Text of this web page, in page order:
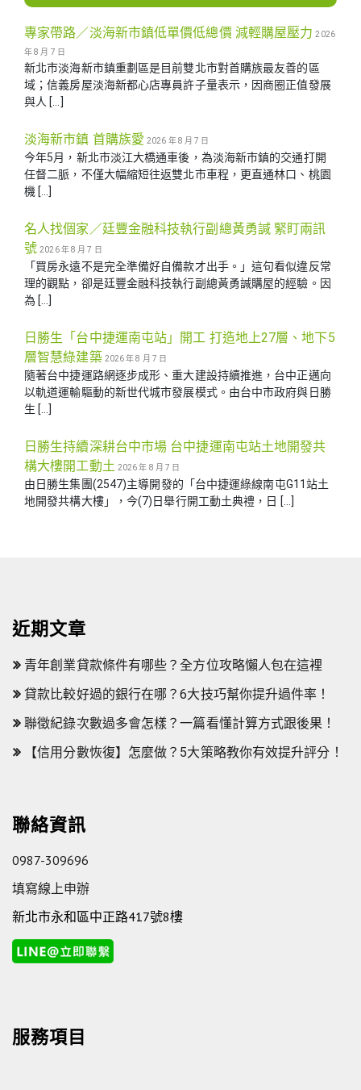
專家帶路／淡海新市鎮低單價低總價 減輕購屋壓力 2026
年 8 月 7 日
新北市淡海新市鎮重劃區是目前雙北市對首購族最友善的區
域；信義房屋淡海新都心店專員許子量表示，因商圈正值發展
與人 […]
淡海新市鎮 首購族愛 2026 年 8 月 7 日
今年5月，新北市淡江大橋通車後，為淡海新市鎮的交通打開
任督二脈，不僅大幅縮短往返雙北市車程，更直通林口、桃園
機 […]
名人找個家／廷豐金融科技執行副總黃勇諴 緊盯兩訊
號 2026 年 8 月 7 日
「買房永遠不是完全準備好自備款才出手。」這句看似違反常
理的觀點，卻是廷豐金融科技執行副總黃勇諴購屋的經驗。因
為 […]
日勝生「台中捷運南屯站」開工 打造地上27層、地下5
層智慧綠建築 2026 年 8 月 7 日
隨著台中捷運路網逐步成形、重大建設持續推進，台中正邁向
以軌道運輸驅動的新世代城市發展模式。由台中市政府與日勝
生 […]
日勝生持續深耕台中市場 台中捷運南屯站土地開發共
構大樓開工動土 2026 年 8 月 7 日
由日勝生集團(2547)主導開發的「台中捷運綠線南屯G11站土
地開發共構大樓」，今(7)日舉行開工動土典禮，日 […]
近期文章
青年創業貸款條件有哪些？全方位攻略懶人包在這裡
貸款比較好過的銀行在哪？6大技巧幫你提升過件率！
聯徵紀錄次數過多會怎樣？一篇看懂計算方式跟後果！
【信用分數恢復】怎麼做？5大策略教你有效提升評分！
聯絡資訊
0987-309696
填寫線上申辦
新北市永和區中正路417號8樓
服務項目